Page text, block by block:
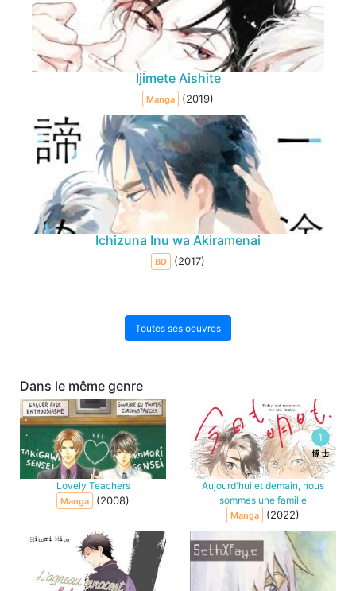
Ijimete Aishite
Manga (2019)
Ichizuna Inu wa Akiramenai
BD (2017)
Toutes ses oeuvres
Dans le même genre
Lovely Teachers
Manga (2008)
Aujourd'hui et demain, nous
sommes une famille
Manga (2022)